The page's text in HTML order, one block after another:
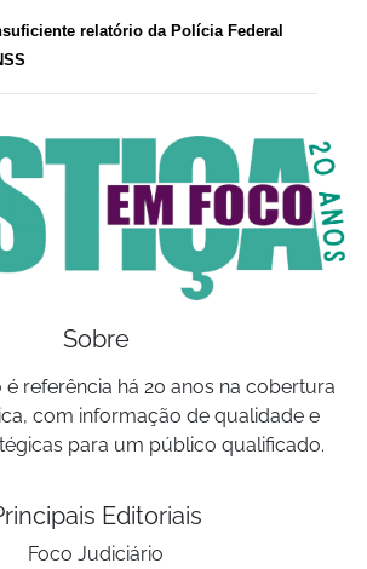
relatório da Polícia Federal
Sobre
referência há 20 anos na cobertura
com informação de qualidade e
para um público qualificado.
Editoriais
Foco Judiciário